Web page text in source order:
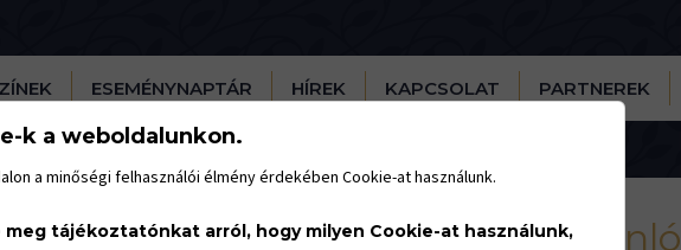
ESEMÉNYNAPTÁR HÍREK KAPCSOLAT PARTNEREK
Hírajánló
k a weboldalunkon.
a minőségi felhasználói élmény érdekében Cookie-at használunk.
meg tájékoztatónkat arról, hogy milyen Cookie-at használunk,